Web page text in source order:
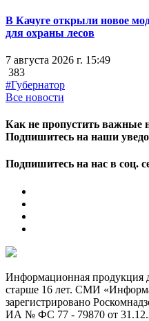
В Качуге открыли новое
для охраны лесов
7 августа 2026 г. 15:49
383
#Губернатор
Все новости
Как не пропустить важные
Подпишитесь на наши
Подпишитесь на нас в соц.
Информационная продукция
старше 16 лет. СМИ
зарегистрировано
ИА № ФС 77 - 79870 от